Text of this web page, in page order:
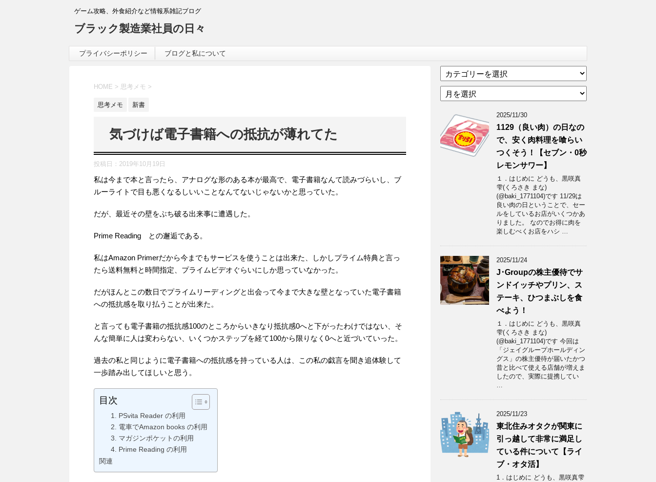
ゲーム攻略、外食紹介など情報系雑記ブログ
ブラック製造業社員の日々
プライバシーポリシー ブログと私について
HOME > 思考メモ >
思考メモ 新書
気づけば電子書籍への抵抗が薄れてた
投稿日： 2019年10月19日
私は今まで本と言ったら、アナログな形のある本が最高で、電子書籍なんて読みづらいし、ブ
ルーライトで目も悪くなるしいいことなんてないじゃないかと思っていた。
だが、最近その壁をぶち破る出来事に遭遇した。
Prime Reading との邂逅である。
私はAmazon Primerだから今までもサービスを使うことは出来た、しかしプライム特典と言っ
たら送料無料と時間指定、プライムビデオぐらいにしか思っていなかった。
だがほんとこの数日でプライムリーディングと出会って今まで大きな壁となっていた電子書籍
への抵抗感を取り払うことが出来た。
と言っても電子書籍の抵抗感100のところからいきなり抵抗感0へと下がったわけではない、そ
んな簡単に人は変わらない、いくつかステップを経て100から限りなく0へと近づいていった。
過去の私と同じように電子書籍への抵抗感を持っている人は、この私の戯言を聞き追体験して
一歩踏み出してほしいと思う。
目次
1. PSvita Reader の利用
2. 電車でAmazon books の利用
3. マガジンポケットの利用
4. Prime Reading の利用
関連
テ
ゴ
リ
ア
ー
ブ
2025/11/30
1129（良い肉）の日なの
で、安く肉料理を喰らい
つくそう！【セブン・0秒
レモンサワー】
１．はじめに どうも、黒咲真
雫(くろさき まな)
(@baki_1771104)です 11/29は
良い肉の日ということで、セー
ルをしているお店がいくつかあ
りました。 なのでお得に肉を
楽しむべくお店をハシ …
2025/11/24
J･Groupの株主優待でサ
ンドイッチやプリン、ス
テーキ、ひつまぶしを食
べよう！
１．はじめに どうも、黒咲真
雫(くろさき まな)
(@baki_1771104)です 今回は
「ジェイグループホールディン
グス」の株主優待が届いたかつ
昔と比べて使える店舗が増えま
したので、実際に提携してい
…
2025/11/23
東北住みオタクが関東に
引っ越して非常に満足し
ている件について【ライ
ブ・オタ活】
1．はじめに どうも、黒咲真雫